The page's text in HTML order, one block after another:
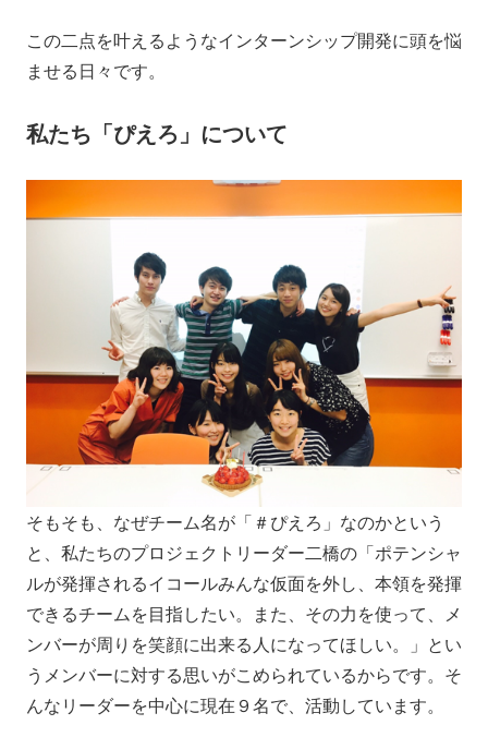
この二点を叶えるようなインターンシップ開発に頭を悩
ませる日々です。
私たち「ぴえろ」について
そもそも、なぜチーム名が「＃ぴえろ」なのかという
と、私たちのプロジェクトリーダー二橋の「ポテンシャ
ルが発揮されるイコールみんな仮面を外し、本領を発揮
できるチームを目指したい。また、その力を使って、メ
ンバーが周りを笑顔に出来る人になってほしい。」とい
うメンバーに対する思いがこめられているからです。そ
んなリーダーを中心に現在９名で、活動しています。